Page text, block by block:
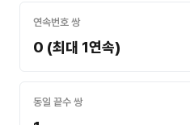
연속번호 쌍
0 (최대 1연속)
동일 끝수 쌍